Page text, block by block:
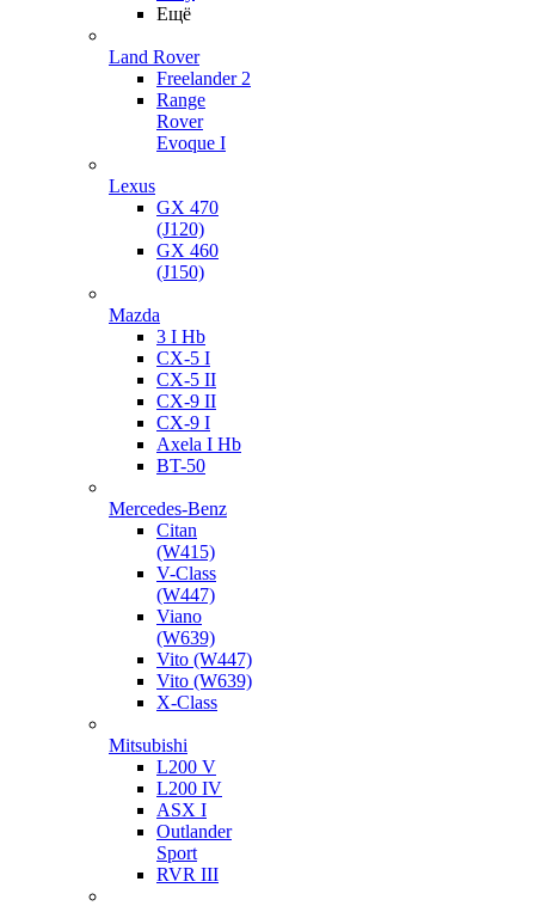
Ещё
Land Rover
Freelander 2
Range
Rover
Evoque I
Lexus
GX 470
(J120)
GX 460
(J150)
Mazda
3 I Hb
CX-5 I
CX-5 II
CX-9 II
CX-9 I
Axela I Hb
BT-50
Mercedes-Benz
Citan
(W415)
V-Class
(W447)
Viano
(W639)
Vito (W447)
Vito (W639)
X-Class
Mitsubishi
L200 V
L200 IV
ASX I
Outlander
Sport
RVR III